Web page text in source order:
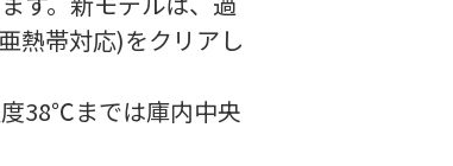
熱帯対応)をクリアし
38℃までは庫内中央